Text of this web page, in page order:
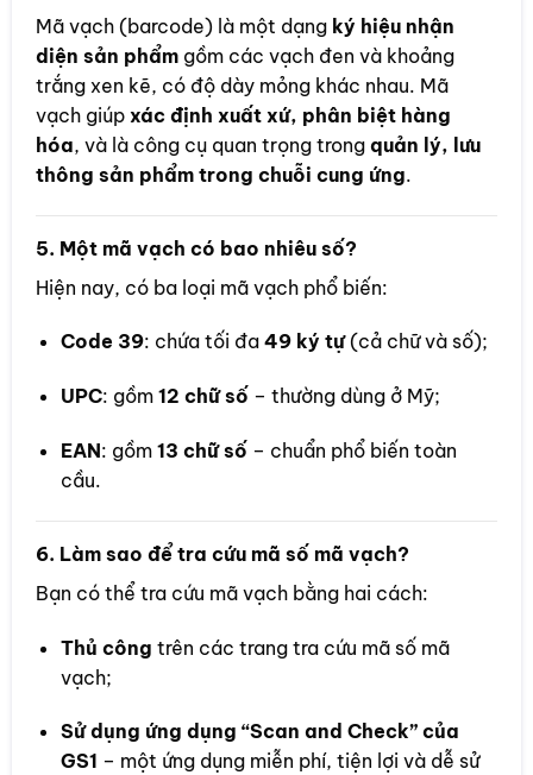
Mã vạch (barcode) là một dạng ký hiệu nhận
diện sản phẩmgồm các vạch đen và khoảng
trắng xen kẽ, có độ dày mỏng khác nhau. Mã
vạch giúp xác định xuất xứ, phân biệt hàng
hóa, và là công cụ quan trọng trong quản lý, lưu
thông sản phẩm trong chuỗi cung ứng.
5. Một mã vạch có bao nhiêu số?
Hiện nay, có ba loại mã vạch phổ biến:
Code 39: chứa tối đa 49 ký tự(cả chữ và số);
UPC: gồm 12 chữ số – thường dùng ở Mỹ;
EAN: gồm 13 chữ số – chuẩn phổ biến toàn
cầu.
6. Làm sao để tra cứu mã số mã vạch?
Bạn có thể tra cứu mã vạch bằng hai cách:
Thủ công trên các trang tra cứu mã số mã
vạch;
Sử dụng ứng dụng “Scan and Check” của
GS1 – một ứng dụng miễn phí, tiện lợi và dễ sử